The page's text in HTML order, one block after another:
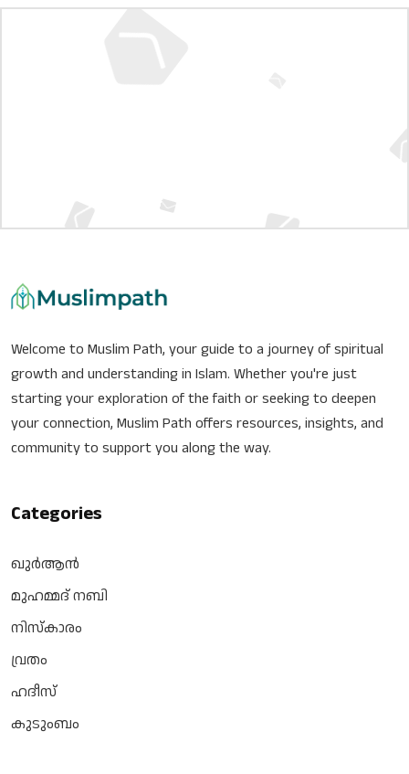
Welcome to Muslim Path, your guide to a journey of spiritual
growth and understanding in Islam. Whether you're just
starting your exploration of the faith or seeking to deepen
your connection, Muslim Path offers resources, insights, and
community to support you along the way.
Categories
ഖുർആൻ
മുഹമ്മദ് നബി
നിസ്‌കാരം
വ്രതം
ഹദീസ്
കുടുംബം